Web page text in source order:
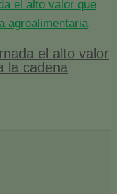
el alto valor
la cadena